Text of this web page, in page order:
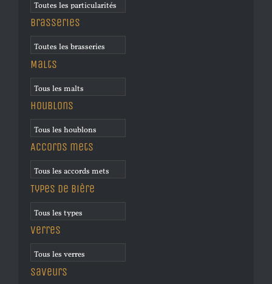
Brasseries
Malts
Houblons
Accords mets
Types de bière
Verres
Saveurs